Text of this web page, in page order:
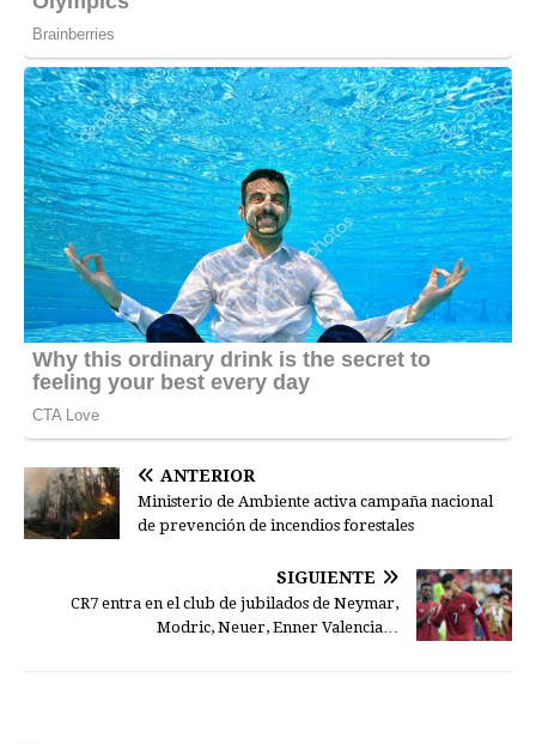
ANTERIOR
Ministerio de Ambiente activa campaña nacional
de prevención de incendios forestales
SIGUIENTE
CR7 entra en el club de jubilados de Neymar,
Modric, Neuer, Enner Valencia…